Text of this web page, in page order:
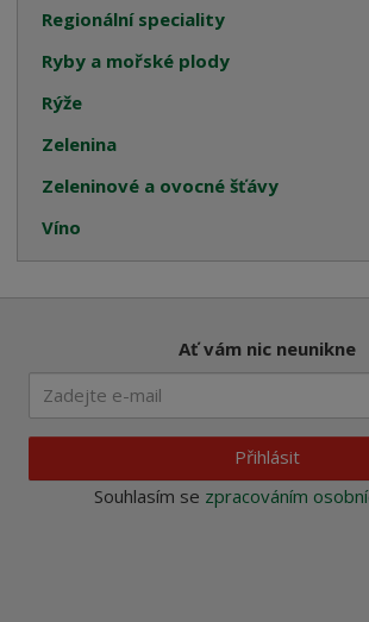
Regionální speciality
Ryby a mořské plody
Rýže
Zelenina
Zeleninové a ovocné šťávy
Víno
Ať vám nic neunikne
Přihlásit
Souhlasím se zpracováním